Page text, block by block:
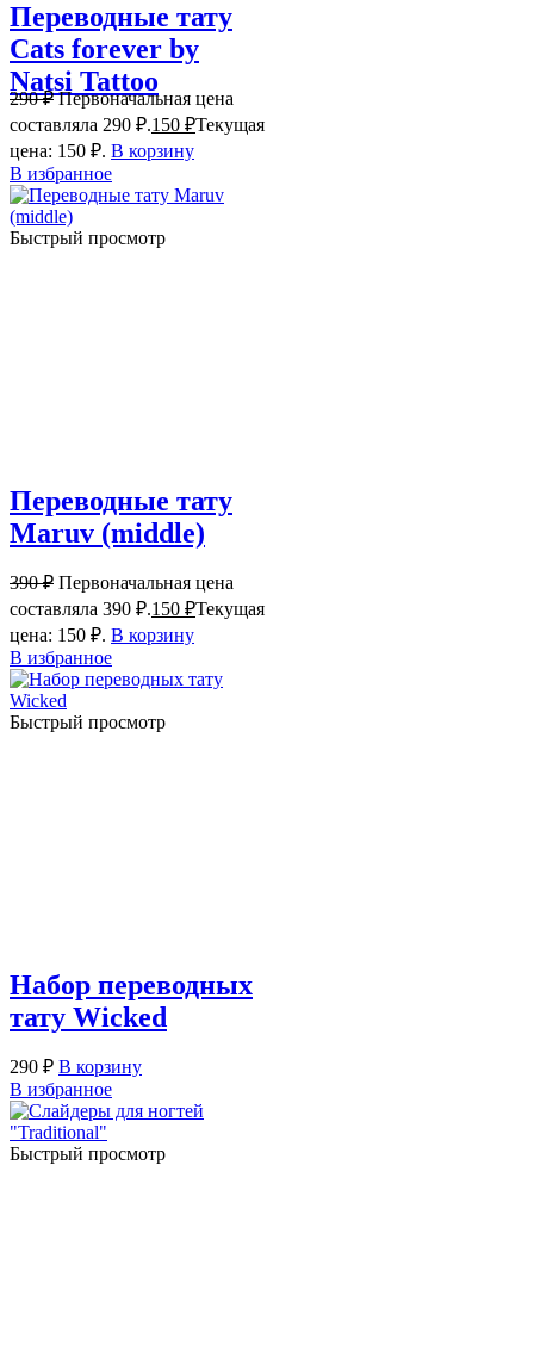
Переводные тату
Cats forever by
Natsi Tattoo
290₽ Первоначальная цена
составляла 290 ₽.150 ₽Текущая
цена: 150 ₽. В корзину
В избранное
Быстрый просмотр
Переводные тату
Maruv (middle)
390₽ Первоначальная цена
составляла 390 ₽.150 ₽Текущая
цена: 150 ₽. В корзину
В избранное
Быстрый просмотр
Набор переводных
тату Wicked
290 ₽ В корзину
В избранное
Быстрый просмотр